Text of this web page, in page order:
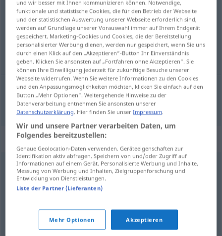
Übersicht aller Übersetzungen
(Für mehr Details die Übersetzung anklicken/antippen)
bon
bon Bon
Synonyme für "Bon"
Marke
© OpenThesaurus.de
und wir besser mit Ihnen kommunizieren können. Notwendige,
funktionale und statistische Cookies, die für den Betrieb der Webseite
und der statistischen Auswertung unserer Webseite erforderlich sind,
werden auf Grundlage unserer Vorauswahl immer auf Ihrem Endgerät
gespeichert. Marketing-Cookies und Cookies, die der Bereitstellung
personalisierter Werbung dienen, werden nur gespeichert, wenn Sie uns
durch einen Klick auf den „Akzeptieren“-Button Ihr Einverständnis
geben. Klicken Sie ansonsten auf „Fortfahren ohne Akzeptieren“. Sie
können Ihre Einwilligung jederzeit für zukünftige Besuche unserer
Webseite widerrufen. Wenn Sie weitere Informationen zu den Cookies
und den Anpassungsmöglichkeiten möchten, klicken Sie einfach auf den
Button „Mehr Optionen“. Weitergehende Hinweise zu der
Datenverarbeitung entnehmen Sie ansonsten unserer
Datenschutzerklärung. Hier finden Sie unserImpressum.
Wir und unsere Partner verarbeiten Daten, um
Folgendes bereitzustellen:
Genaue Geolocation-Daten verwenden. Geräteeigenschaften zur
Identifikation aktiv abfragen. Speichern von und/oder Zugriff auf
Informationen auf einem Gerät. Personalisierte Werbung und Inhalte,
Messung von Werbung und Inhalten, Zielgruppenforschung und
Entwicklung von Dienstleistungen.
Liste der Partner (Lieferanten)
Mehr Optionen Akzeptieren